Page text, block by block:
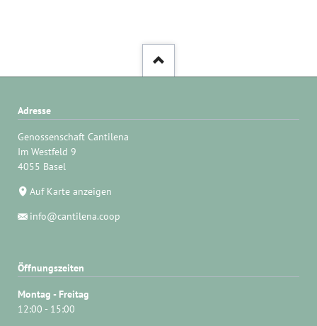
Adresse
Genossenschaft Cantilena
Im Westfeld 9
4055 Basel
Auf Karte anzeigen
info@cantilena.coop
Öffnungszeiten
Montag - Freitag
12:00 - 15:00